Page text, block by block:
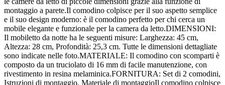
montaggio a parete.Il comodino colpisce per il suo aspetto semplice
e il suo design moderno: è il comodino perfetto per chi cerca un
mobile elegante e funzionale per la camera da letto.DIMENSIONI:
Il mobiletto da notte ha le seguenti misure: Larghezza: 45 cm,
Altezza: 28 cm, Profondità: 25,3 cm. Tutte le dimensioni dettagliate
sono indicate nelle foto.MATERIALE: Il comodino con scomparti è
composto da un truciolato di 16 mm di facile manutenzione, con
rivestimento in resina melaminica.FORNITURA: Set di 2 comodini,
Istruzioni di montaggio, Materiale di montaggioIl comodino colpisce